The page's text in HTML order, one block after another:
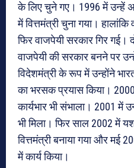
के लिए चुने गए। 1996 में उन्हें
में वित्तमंत्री चुना गया।
फिर वाजपेयी सरकार गिर गई।
वाजपेयी की सरकार बनने पर
विदेशमंत्री के रूप में उन्होंने
का भरसक प्रयास किया। 2000
कार्यभार भी संभाला। 2001 में
भी मिला। फिर साल 2002 में
वित्तमंत्री बनाया गया और मई
में कार्य किया।